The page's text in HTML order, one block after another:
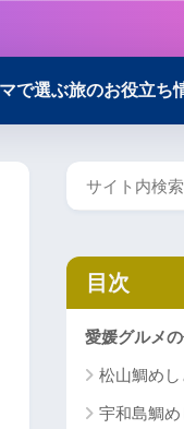
で選ぶ旅のお役立ち
目次
愛媛グルメ
松山鯛めし
宇和島鯛め